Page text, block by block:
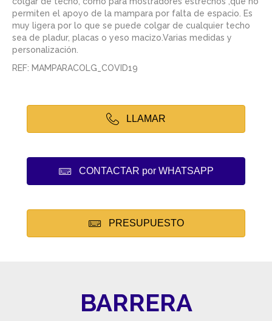
permiten el apoyo de la mampara por falta de espacio. Es
muy ligera por lo que se puede colgar de cualquier techo
sea de pladur, placas o yeso macizo.Varias medidas y
personalización.
REF: MAMPARACOLG_COVID19
LLAMAR
CONTACTAR por WHATSAPP
PRESUPUESTO
BARRERA